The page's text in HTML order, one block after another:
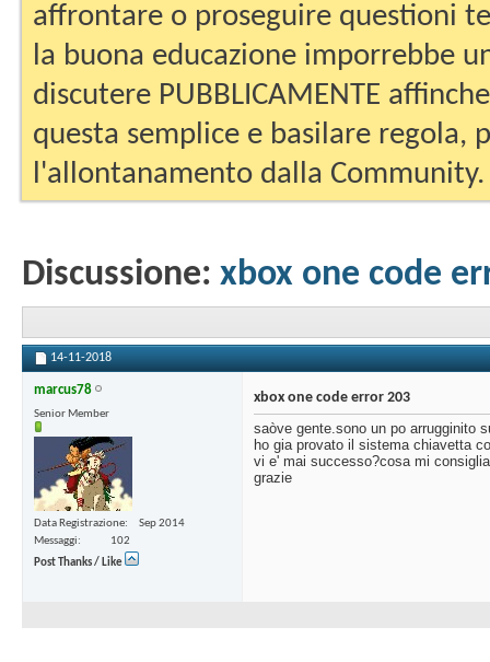
affrontare o proseguire questioni
la buona educazione imporrebbe
discutere PUBBLICAMENTE
questa semplice e basilare regola,
l'allontanamento dalla Community.
Discussione: xbox one code
14-11-2018
marcus78
Senior Member
Data Registrazione
Sep 2014
Messaggi
102
Post Thanks / Like
xbox one code error 203
saòve gente.sono un po arrugginito
ho gia provato il sistema chiavetta
vi e' mai successo?cosa mi
grazie